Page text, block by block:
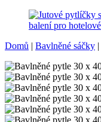
Domů | Bavlněné sáčky |